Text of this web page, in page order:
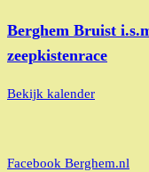
Berghem Bruist
zeepkistenrace
Bekijk kalender
Facebook Berghem.nl